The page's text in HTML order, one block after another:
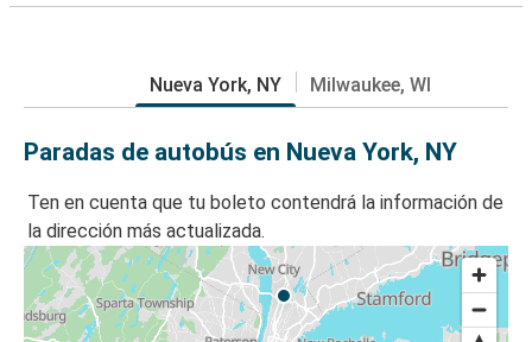
Nueva York, NY Milwaukee, WI
Paradas de autobús en Nueva York, NY
Ten en cuenta que tu boleto contendrá la información de
la dirección más actualizada.